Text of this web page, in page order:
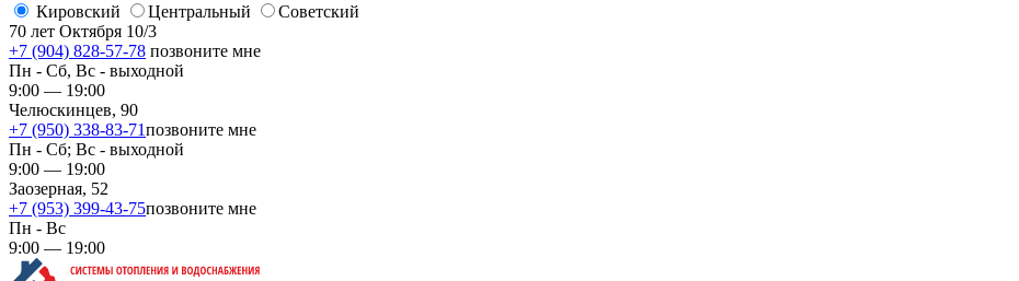
Кировский
​Центральный
​Советский
70 лет Октября 10/3
+7 (904) 828-57-78 позвоните мне
Пн - Сб, Вс - выходной
9:00 — 19:00
Челюскинцев, 90
+7 (950) 338-83-71позвоните мне
Пн - Сб; Вс - выходной
9:00 — 19:00
Заозерная, 52
+7 (953) 399-43-75позвоните мне
Пн - Вс
9:00 — 19:00